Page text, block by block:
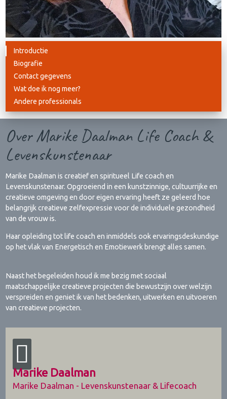
Introductie
Biografie
Contact gegevens
Wat doe ik nog meer?
Andere professionals
Over Marike Daalman Life Coach &
Levenskunstenaar
Marike Daalman is creatief en spiritueel Life coach en
Levenskunstenaar. Opgroeiend in een kunstzinnige, cultuurrijke en
creatieve omgeving en door eigen ervaring heeft ze geleerd hoe
belangrijk creatieve zelfexpressie voor de individuele gezondheid
van de vrouw is.
Haar opleiding tot life coach en inmiddels ook ervaringsdeskundige
op het vlak van Energetisch en Emotiewerk brengt alles samen.
Naast het begeleiden houd ik me bezig met sociaal
maatschappelijke creatieve projecten die bewustzijn over welzijn
verspreiden en geniet ik van het bedenken, uitwerken en uitvoeren
van creatieve projecten.
Marike Daalman
Marike Daalman - Levenskunstenaar & Lifecoach